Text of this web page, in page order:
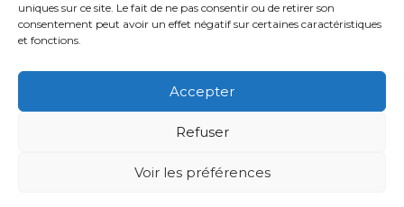
uniques sur ce site. Le fait de ne pas consentir ou de retirer son
consentement peut avoir un effet négatif sur certaines caractéristiques
et fonctions.
Accepter
Refuser
Voir les préférences
Votre CPTS
Professionnels de santé